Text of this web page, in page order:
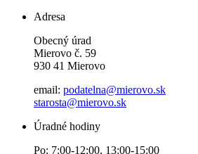
Adresa
Obecný úrad
Mierovo č. 59
930 41 Mierovo
email: podatelna@mierovo.sk
starosta@mierovo.sk
Úradné hodiny
Po: 7:00-12:00, 13:00-15:00